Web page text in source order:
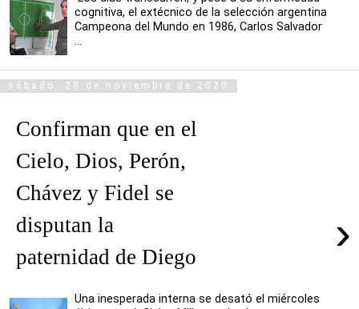
cognitiva, el extécnico de la selección argentina
Campeona del Mundo en 1986, Carlos Salvador
...
sábado, 28 de noviembre de 2020
Confirman que en el
Cielo, Dios, Perón,
Chávez y Fidel se
disputan la
paternidad de Diego
›
Una inesperada interna se desató el miércoles